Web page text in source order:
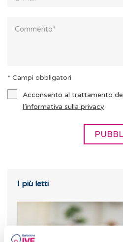
* Campi obbligatori
Acconsento al trattamento
l’informativa sulla privacy
I più letti